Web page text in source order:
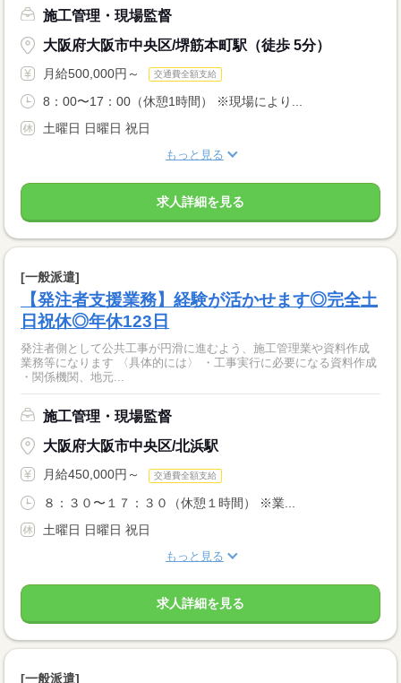
施工管理・現場監督
大阪府大阪市中央区/堺筋本町駅（徒歩 5分）
月給500,000円～ 交通費全額支給
8：00〜17：00（休憩1時間） ※現場により...
土曜日 日曜日 祝日
もっと見る
求人詳細を見る
[一般派遣]
【発注者支援業務】経験が活かせます◎完全土
日祝休◎年休123日
発注者側として公共工事が円滑に進むよう、施工管理業や資料作成
業務等になります 〈具体的には〉 ・工事実行に必要になる資料作成
・関係機関、地元...
施工管理・現場監督
大阪府大阪市中央区/北浜駅
月給450,000円～ 交通費全額支給
８：３０〜１７：３０（休憩１時間） ※業...
土曜日 日曜日 祝日
もっと見る
求人詳細を見る
[一般派遣]